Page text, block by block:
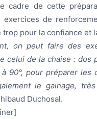
cadre de cette
exercices de
trop pour la confiance et
on peut faire des
celui de la chaise : dos
90°, pour préparer les
le gainage,
Duchosal.